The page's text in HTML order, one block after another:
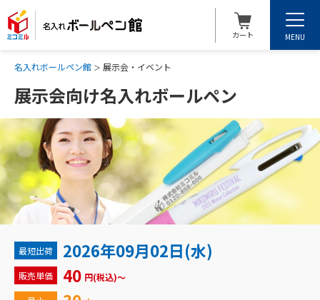
カート MENU
名入れボールペン館 展示会・イベント
展示会向け名入れボールペン
最短出荷 2026年09月02日(水)
販売単価 40 円(税込)～